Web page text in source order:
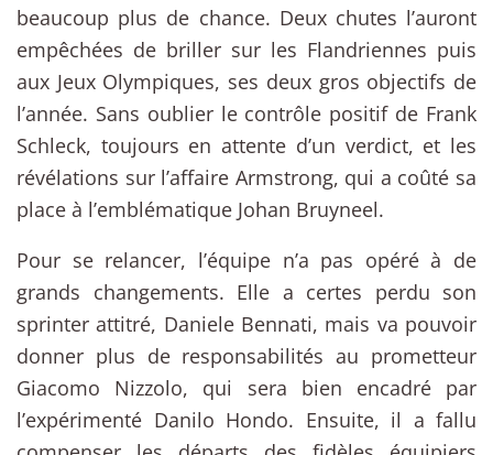
beaucoup plus de chance. Deux chutes l’auront
empêchées de briller sur les Flandriennes puis
aux Jeux Olympiques, ses deux gros objectifs de
l’année. Sans oublier le contrôle positif de Frank
Schleck, toujours en attente d’un verdict, et les
révélations sur l’affaire Armstrong, qui a coûté sa
place à l’emblématique Johan Bruyneel.
Pour se relancer, l’équipe n’a pas opéré à de
grands changements. Elle a certes perdu son
sprinter attitré, Daniele Bennati, mais va pouvoir
donner plus de responsabilités au prometteur
Giacomo Nizzolo, qui sera bien encadré par
l’expérimenté Danilo Hondo. Ensuite, il a fallu